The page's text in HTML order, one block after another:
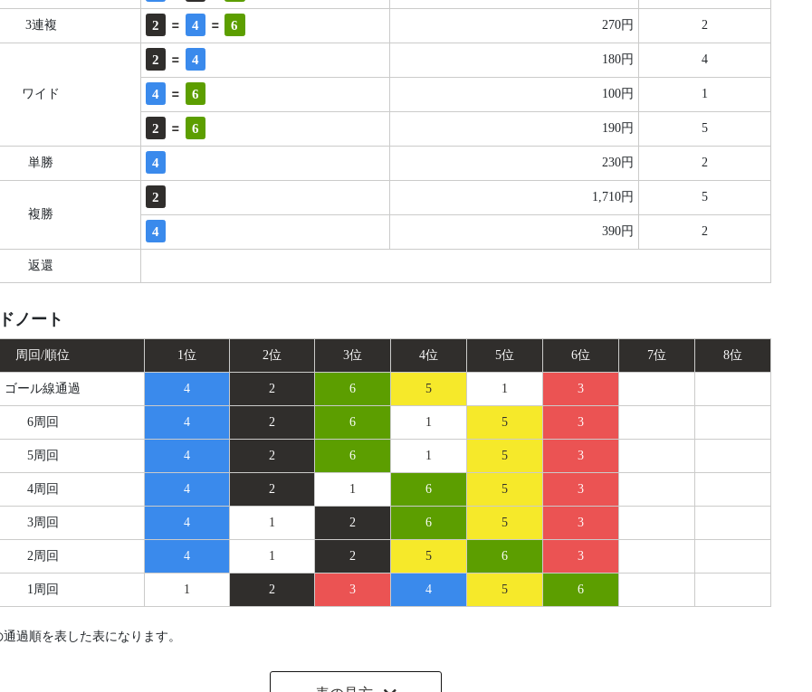
3連複 2 = 4 = 6 270円 2
ワイド
2 = 4 180円 4
4 = 6 100円 1
2 = 6 190円 5
単勝 4 230円 2
複勝
2 1,710円 5
4 390円 2
返還
ノート
周回/順位 1位 2位 3位 4位 5位 6位 7位 8位
ゴール線通過 4 2 6 5 1 3
6周回 4 2 6 1 5 3
5周回 4 2 6 1 5 3
4周回 4 2 1 6 5 3
3周回 4 1 2 6 5 3
2周回 4 1 2 5 6 3
1周回 1 2 3 4 5 6
過順を表した表になります。